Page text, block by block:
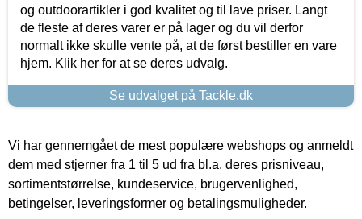
og outdoorartikler i god kvalitet og til lave priser. Langt
de fleste af deres varer er på lager og du vil derfor
normalt ikke skulle vente på, at de først bestiller en vare
hjem. Klik her for at se deres udvalg.
Se udvalget på Tackle.dk
Vi har gennemgået de mest populære webshops og anmeldt
dem med stjerner fra 1 til 5 ud fra bl.a. deres prisniveau,
sortimentstørrelse, kundeservice, brugervenlighed,
betingelser, leveringsformer og betalingsmuligheder.